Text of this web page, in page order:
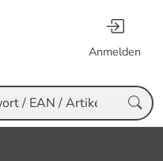
Anmelden